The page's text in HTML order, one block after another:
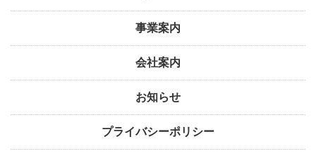
事業案内
会社案内
お知らせ
プライバシーポリシー